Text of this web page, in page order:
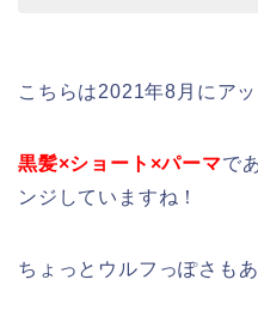
こちらは2021年8月にアッ
黒髪×ショート×パーマで
ンジしていますね！
ちょっとウルフっぽさも